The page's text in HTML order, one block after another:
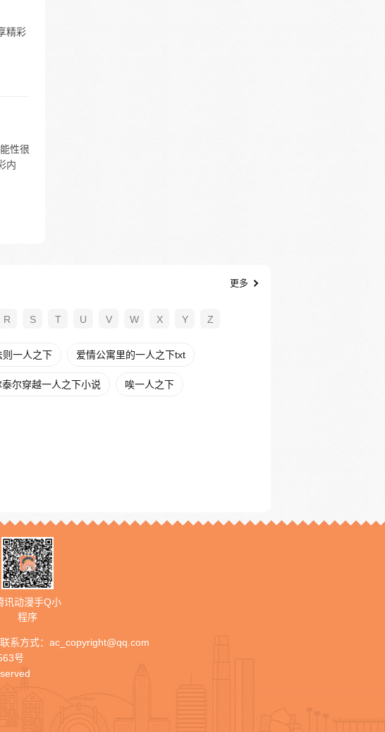
精彩
性很
内
更多
R S T U V W X Y Z
则一人之下 爱情公寓里的一人之下txt
泰尔穿越一人之下小说 唉一人之下
讯动漫手Q小
程序
联系方式： ac_copyright@qq.com
号